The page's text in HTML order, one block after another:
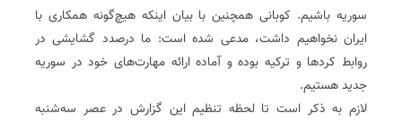
سوریه باشیم. کوبانی همچنین با بیان اینکه هیچ‌گونه همکاری با
ایران نخواهیم داشت، مدعی شده است: ما درصدد گشایشی در
روابط کردها و ترکیه بوده و آماده ارائه مهارت‌های خود در سوریه
جدید هستیم.
لازم به ذکر است تا لحظه تنظیم این گزارش در عصر سه‌شنبه